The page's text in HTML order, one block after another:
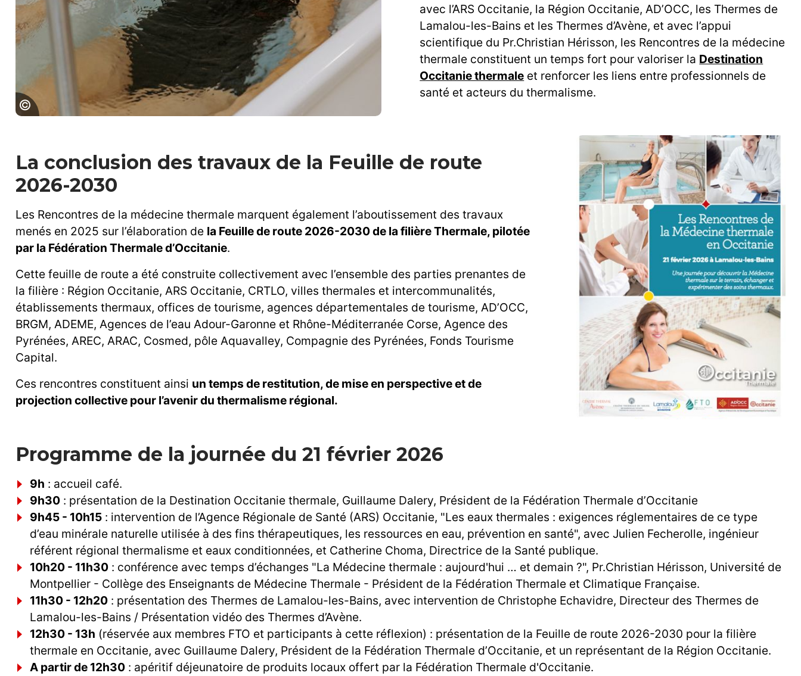
avec l’ARS Occitanie, la Région Occitanie, AD’OCC, les Thermes de
Lamalou-les-Bains et les Thermes d’Avène, et avec l’appui
scientifique du Pr.Christian Hérisson, les Rencontres de la médecine
thermale constituent un temps fort pour valoriser la Destination
Occitanie thermale et renforcer les liens entre professionnels de
santé et acteurs du thermalisme.
La conclusion des travaux de la Feuille de route
2026-2030
Les Rencontres de la médecine thermale marquent également l’aboutissement des travaux
menés en 2025 sur l’élaboration de la Feuille de route 2026-2030 de la filière Thermale, pilotée
par la Fédération Thermale d’Occitanie.
Cette feuille de route a été construite collectivement avec l’ensemble des parties prenantes de
la filière : Région Occitanie, ARS Occitanie, CRTLO, villes thermales et intercommunalités,
établissements thermaux, offices de tourisme, agences départementales de tourisme, AD’OCC,
BRGM, ADEME, Agences de l’eau Adour-Garonne et Rhône-Méditerranée Corse, Agence des
Pyrénées, AREC, ARAC, Cosmed, pôle Aquavalley, Compagnie des Pyrénées, Fonds Tourisme
Capital.
Ces rencontres constituent ainsi un temps de restitution, de mise en perspective et de
projection collective pour l’avenir du thermalisme régional.
Programme de la journée du 21 février 2026
9h : accueil café.
9h30 : présentation de la Destination Occitanie thermale, Guillaume Dalery, Président de la Fédération Thermale d’Occitanie
9h45 - 10h15 : intervention de l’Agence Régionale de Santé (ARS) Occitanie, "Les eaux thermales : exigences réglementaires de ce type
d’eau minérale naturelle utilisée à des fins thérapeutiques, les ressources en eau, prévention en santé", avec Julien Fecherolle, ingénieur
référent régional thermalisme et eaux conditionnées, et Catherine Choma, Directrice de la Santé publique.
10h20 - 11h30 : conférence avec temps d’échanges "La Médecine thermale : aujourd'hui … et demain ?", Pr.Christian Hérisson, Université de
Montpellier - Collège des Enseignants de Médecine Thermale - Président de la Fédération Thermale et Climatique Française.
11h30 - 12h20 : présentation des Thermes de Lamalou-les-Bains, avec intervention de Christophe Echavidre, Directeur des Thermes de
Lamalou-les-Bains / Présentation vidéo des Thermes d’Avène.
12h30 - 13h (réservée aux membres FTO et participants à cette réflexion) : présentation de la Feuille de route 2026-2030 pour la filière
thermale en Occitanie, avec Guillaume Dalery, Président de la Fédération Thermale d’Occitanie, et un représentant de la Région Occitanie.
A partir de 12h30 : apéritif déjeunatoire de produits locaux offert par la Fédération Thermale d'Occitanie.